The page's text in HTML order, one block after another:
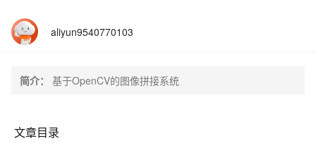
aliyun9540770103
简介： 基于OpenCV的图像拼接系统
文章目录